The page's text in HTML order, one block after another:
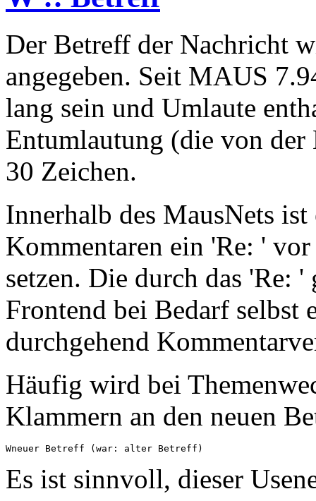
Der Betreff der Nachricht
angegeben. Seit MAUS
lang sein und Umlaute
Entumlautung (die von
30 Zeichen.
Innerhalb des MausNets
Kommentaren ein 'Re: '
setzen. Die durch das 'Re:
Frontend bei Bedarf selbst
durchgehend
Häufig wird bei
Klammern an den neuen
Es ist sinnvoll, dieser